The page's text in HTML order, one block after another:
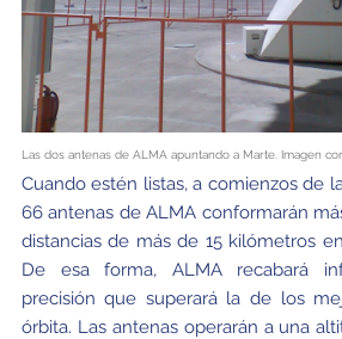
Las dos antenas de ALMA apuntando a Marte. Imagen
Cuando estén listas, a comienzos de
66 antenas de ALMA conformarán
distancias de más de 15 kilómetros
De esa forma, ALMA recabará
precisión que superará la de los
órbita. Las antenas operarán a una